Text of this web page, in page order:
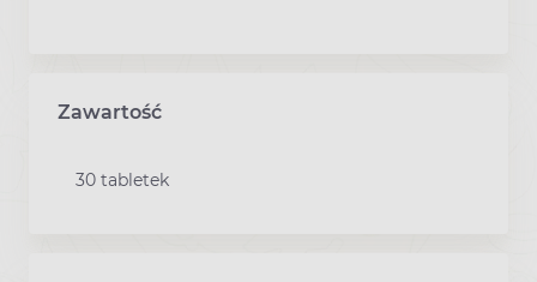
Zawartość
30 tabletek